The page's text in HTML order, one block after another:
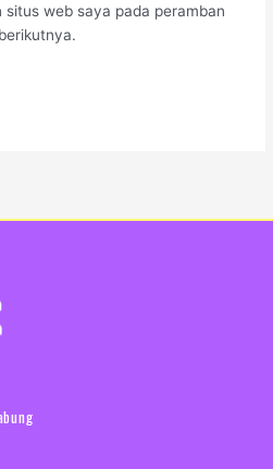
situs web saya pada peramban